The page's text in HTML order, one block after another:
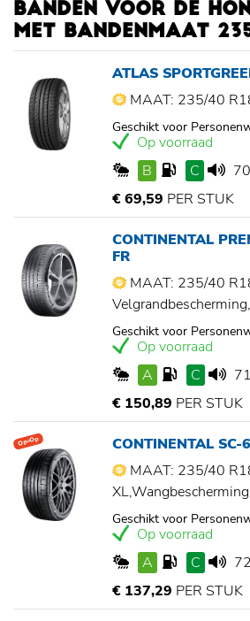
BANDEN VOOR DE
MET BANDENMAAT
ATLAS
MAAT: 235/40
Geschikt voor
Op voorraad
B
C
€ 69,59 PER STUK
CONTINENTAL
FR
MAAT: 235/40
Geschikt voor
Op voorraad
A
C
€ 150,89 PER STUK
Op=Op
CONTINENTAL SC-
MAAT: 235/40
Geschikt voor
Op voorraad
A
C
€ 137,29 PER STUK